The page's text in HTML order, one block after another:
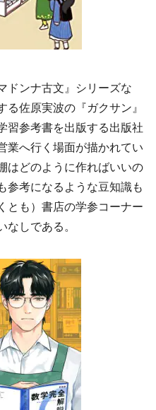
ドンナ古文』シリーズな
佐原実波の『ガクサン』
習参考書を出版する出版社
業へ行く場面が描かれてい
はどのように作ればいいの
考になるような豆知識も
とも）書店の学参コーナー
しである。